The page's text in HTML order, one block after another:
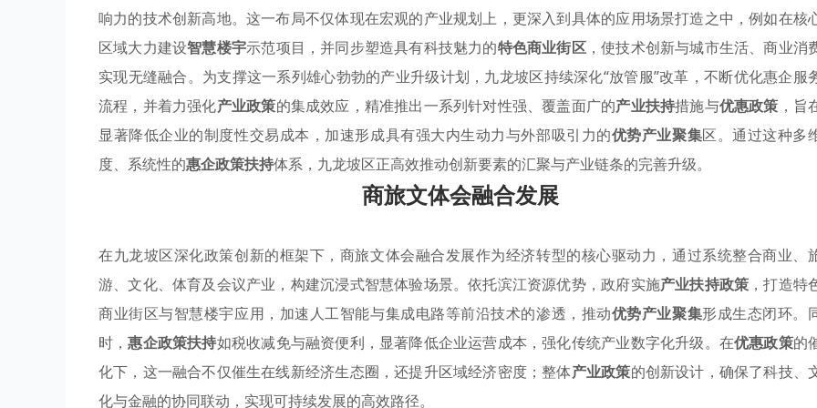
响力的技术创新高地。这一布局不仅体现在宏观的产业规划上，更深入到具体的应用场景打造之中，例如在核
区域大力建设智慧楼宇示范项目，并同步塑造具有科技魅力的特色商业街区，使技术创新与城市生活、商业消
实现无缝融合。为支撑这一系列雄心勃勃的产业升级计划，九龙坡区持续深化“放管服”改革，不断优化惠企服
流程，并着力强化产业政策的集成效应，精准推出一系列针对性强、覆盖面广的产业扶持措施与优惠政策 ，旨
显著降低企业的制度性交易成本，加速形成具有强大内生动力与外部吸引力的优势产业聚集区。通过这种多
度、系统性的惠企政策扶持体系，九龙坡区正高效推动创新要素的汇聚与产业链条的完善升级。
商旅文体会融合发展
在九龙坡区深化政策创新的框架下，商旅文体会融合发展作为经济转型的核心驱动力，通过系统整合商业、
游、文化、体育及会议产业，构建沉浸式智慧体验场景。依托滨江资源优势，政府实施产业扶持政策 ，打造特
商业街区与智慧楼宇应用，加速人工智能与集成电路等前沿技术的渗透，推动优势产业聚集形成生态闭环。
时，惠企政策扶持如税收减免与融资便利，显著降低企业运营成本，强化传统产业数字化升级。在优惠政策的
化下，这一融合不仅催生在线新经济生态圈，还提升区域经济密度；整体产业政策的创新设计，确保了科技、
化与金融的协同联动，实现可持续发展的高效路径。